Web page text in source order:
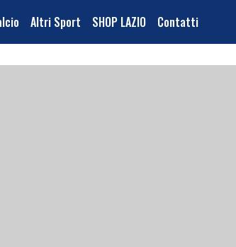
Altri Sport SHOP LAZIO Contatti